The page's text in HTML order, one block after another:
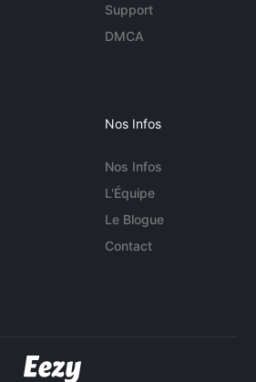
Support
DMCA
Nos Infos
Nos Infos
L'Équipe
Le Blogue
Contact